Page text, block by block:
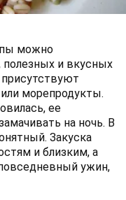
можно
полезных и вкусных
морепродукты.
ее
на ночь. В
Закуска
и близким, а
ужин,